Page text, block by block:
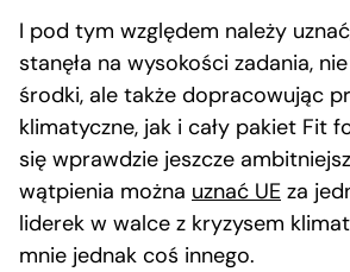
I pod tym względem należy
stanęła na wysokości zadania,
środki, ale także dopracowując
klimatyczne, jak i cały pakiet Fit
się wprawdzie jeszcze
wątpienia można uznać UE za
liderek w walce z kryzysem
mnie jednak coś innego.